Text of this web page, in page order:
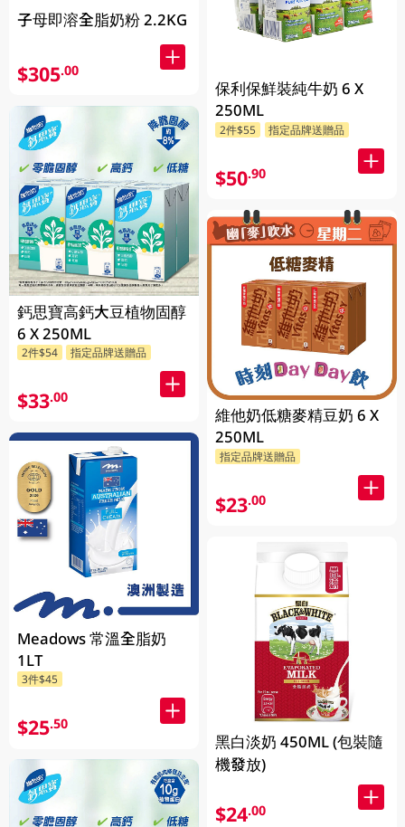
子母即溶全脂奶粉 2.2KG
$305.00
鈣思寶高鈣大豆植物固醇
6 X 250ML
2件$54 指定品牌送贈品
$33.00
Meadows 常溫全脂奶
1LT
3件$45
$25.50
保利保鮮裝純牛奶 6 X
250ML
2件$55 指定品牌送贈品
$50.90
維他奶低糖麥精豆奶 6 X
250ML
指定品牌送贈品
$23.00
黑白淡奶 450ML (包裝隨
機發放)
$24.00